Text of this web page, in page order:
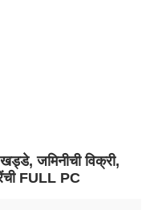
जमिनीची विक्री,
FULL PC